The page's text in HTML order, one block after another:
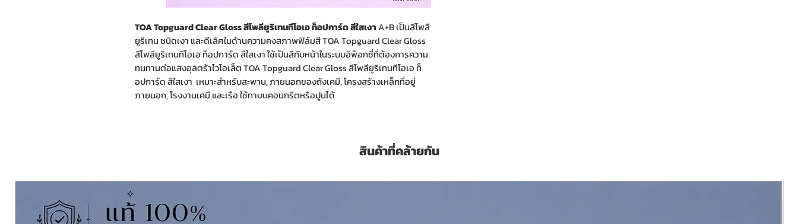
TOA Topguard Clear Gloss สีโพลียูริเทนทีโอเอ ท็อปการ์ด สีใสเงาA+B เป็นสีโพลี
ยูรีเทน ชนิดเงา และดีเลิศในด้านความคงสภาพฟิล์มสี TOA Topguard Clear Gloss
สีโพลียูริเทนทีโอเอ ท็อปการ์ด สีใสเงา ใช้เป็นสีทับหน้าในระบบอีพ็อกซี่ที่ต้องการความ
ทนทานต่อแสงอุลตร้าไวโอเล็ต TOA Topguard Clear Gloss สีโพลียูริเทนทีโอเอ ท็
อปการ์ด สีใสเงา เหมาะสำหรับสะพาน, ภายนอกของถังเคมี, โครงสร้างเหล็กที่อยู่
ภายนอก, โรงงานเคมี และเรือ ใช้ทาบนคอนกรีตหรือปูนได้
chemical resistance and abrasion resistance. Used as a topcoat over an
well as using as a GLOSS Clear coat on concrete.
สินค้าที่คล้ายกัน